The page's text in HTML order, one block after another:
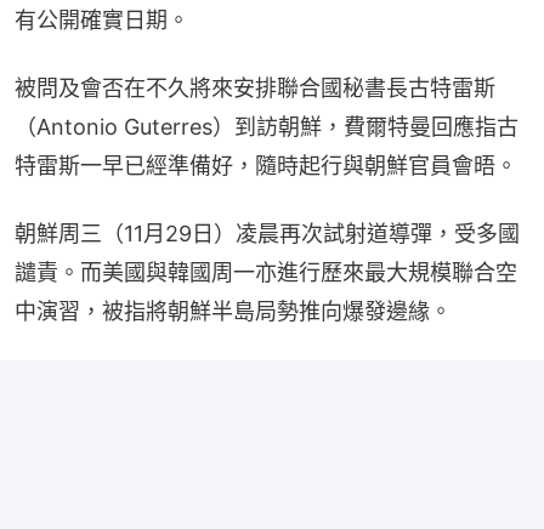
有公開確實日期。
被問及會否在不久將來安排聯合國秘書長古特雷斯
（Antonio Guterres）到訪朝鮮，費爾特曼回應指古
特雷斯一早已經準備好，隨時起行與朝鮮官員會晤。
朝鮮周三（11月29日）凌晨再次試射道導彈，受多國
譴責。而美國與韓國周一亦進行歷來最大規模聯合空
中演習，被指將朝鮮半島局勢推向爆發邊緣。